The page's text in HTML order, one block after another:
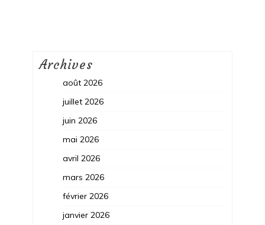
Archives
août 2026
juillet 2026
juin 2026
mai 2026
avril 2026
mars 2026
février 2026
janvier 2026